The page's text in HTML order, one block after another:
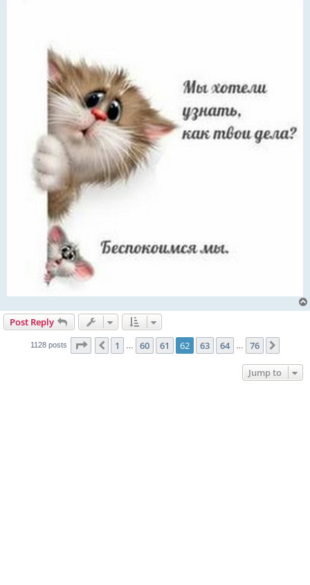
Post Reply
1128 posts Page 62 of 76
Previous
1 60 61 62 63 64 76
Jump to